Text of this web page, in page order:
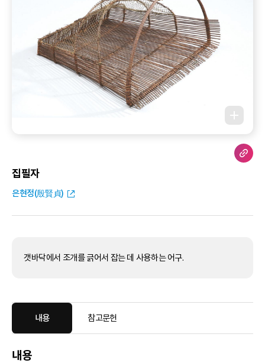
집필자
은현정(殷賢貞)
갯바닥에서 조개를 긁어서 잡는 데 사용하는 어구.
내용 참고문헌
내용